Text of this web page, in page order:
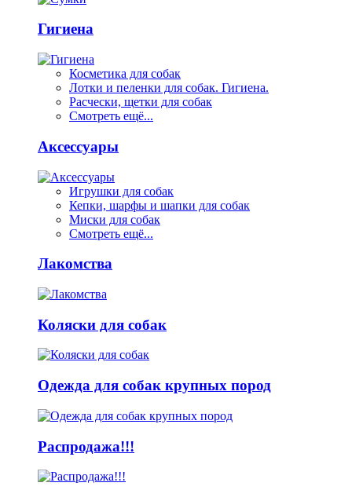
Гигиена
Косметика для собак
Лотки и пеленки для собак. Гигиена.
Расчески, щетки для собак
Смотреть ещё...
Аксессуары
Игрушки для собак
Кепки, шарфы и шапки для собак
Миски для собак
Смотреть ещё...
Лакомства
Коляски для собак
Одежда для собак крупных пород
Распродажа!!!